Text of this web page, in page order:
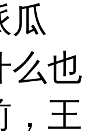
瓜
么也
，王